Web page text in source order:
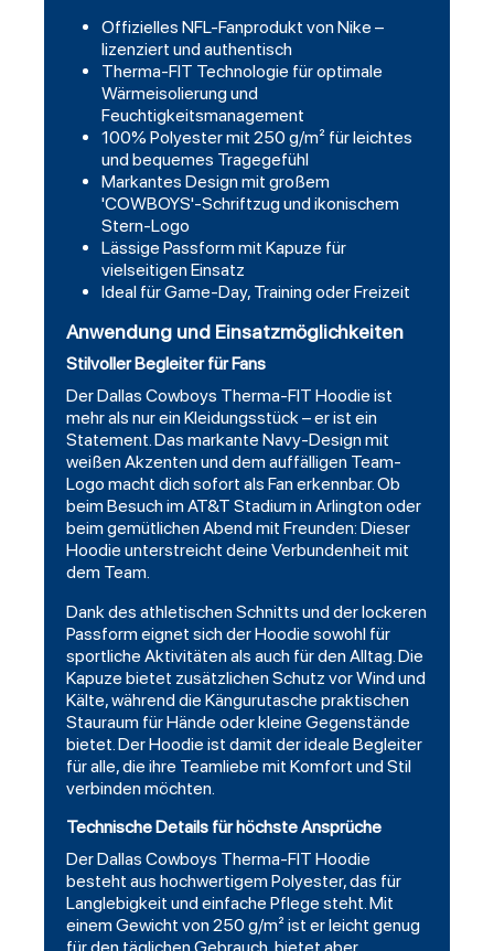
Offizielles NFL-Fanprodukt von Nike –
lizenziert und authentisch
Therma-FIT Technologie für optimale
Wärmeisolierung und
Feuchtigkeitsmanagement
100% Polyester mit 250 g/m² für leichtes
und bequemes Tragegefühl
Markantes Design mit großem
'COWBOYS'-Schriftzug und ikonischem
Stern-Logo
Lässige Passform mit Kapuze für
vielseitigen Einsatz
Ideal für Game-Day, Training oder Freizeit
Anwendung und Einsatzmöglichkeiten
Stilvoller Begleiter für Fans
Der Dallas Cowboys Therma-FIT Hoodie ist
mehr als nur ein Kleidungsstück – er ist ein
Statement. Das markante Navy-Design mit
weißen Akzenten und dem auffälligen Team-
Logo macht dich sofort als Fan erkennbar. Ob
beim Besuch im AT&T Stadium in Arlington oder
beim gemütlichen Abend mit Freunden: Dieser
Hoodie unterstreicht deine Verbundenheit mit
dem Team.
Dank des athletischen Schnitts und der lockeren
Passform eignet sich der Hoodie sowohl für
sportliche Aktivitäten als auch für den Alltag. Die
Kapuze bietet zusätzlichen Schutz vor Wind und
Kälte, während die Kängurutasche praktischen
Stauraum für Hände oder kleine Gegenstände
bietet. Der Hoodie ist damit der ideale Begleiter
für alle, die ihre Teamliebe mit Komfort und Stil
verbinden möchten.
Technische Details für höchste Ansprüche
Der Dallas Cowboys Therma-FIT Hoodie
besteht aus hochwertigem Polyester, das für
Langlebigkeit und einfache Pflege steht. Mit
einem Gewicht von 250 g/m² ist er leicht genug